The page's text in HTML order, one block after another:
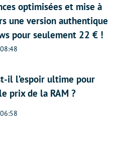
optimisées et mise à
une version authentique
pour seulement 22 € !
il l’espoir ultime pour
prix de la RAM ?